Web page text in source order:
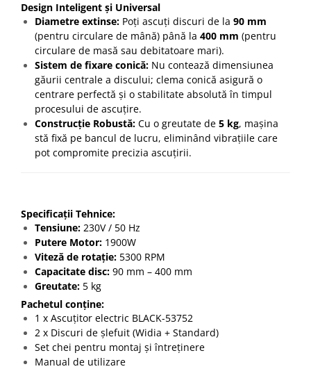
Design Inteligent și Universal
Diametre extinse: Poți ascuți discuri de la 90 mm
(pentru circulare de mână) până la 400 mm (pentru
circulare de masă sau debitatoare mari).
Sistem de fixare conică: Nu contează dimensiunea
găurii centrale a discului; clema conică asigură o
centrare perfectă și o stabilitate absolută în timpul
procesului de ascuțire.
Construcție Robustă: Cu o greutate de 5 kg, mașina
stă fixă pe bancul de lucru, eliminând vibrațiile care
pot compromite precizia ascuțirii.
Specificații Tehnice:
Tensiune: 230V / 50 Hz
Putere Motor: 1900W
Viteză de rotație: 5300 RPM
Capacitate disc: 90 mm – 400 mm
Greutate: 5 kg
Pachetul conține:
1 x Ascuțitor electric BLACK-53752
2 x Discuri de șlefuit (Widia + Standard)
Set chei pentru montaj și întreținere
Manual de utilizare